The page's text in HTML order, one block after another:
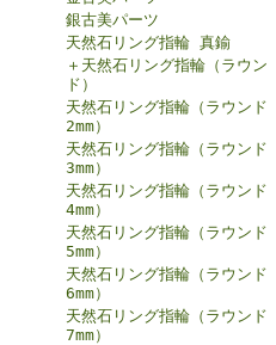
銀古美パーツ
天然石リング指輪 真鍮
＋天然石リング指輪（ラウン
ド）
天然石リング指輪（ラウンド
2mm）
天然石リング指輪（ラウンド
3mm）
天然石リング指輪（ラウンド
4mm）
天然石リング指輪（ラウンド
5mm）
天然石リング指輪（ラウンド
6mm）
天然石リング指輪（ラウンド
7mm）